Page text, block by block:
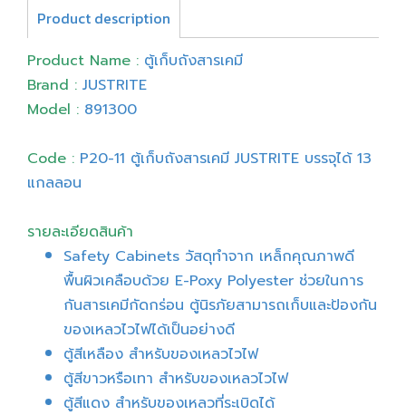
Product description
Product Name : ตู้เก็บถังสารเคมี
Brand : JUSTRITE
Model : 891300
Code : P20-11 ตู้เก็บถังสารเคมี JUSTRITE บรรจุได้ 13
แกลลอน
รายละเอียดสินค้า
Safety Cabinets วัสดุทำจาก เหล็กคุณภาพดี
พื้นผิวเคลือบด้วย E-Poxy Polyester ช่วยในการ
กันสารเคมีกัดกร่อน ตู้นิรภัยสามารถเก็บและป้องกัน
ของเหลวไวไฟได้เป็นอย่างดี
ตู้สีเหลือง สำหรับของเหลวไวไฟ
ตู้สีขาวหรือเทา สำหรับของเหลวไวไฟ
ตู้สีแดง สำหรับของเหลวที่ระเบิดได้